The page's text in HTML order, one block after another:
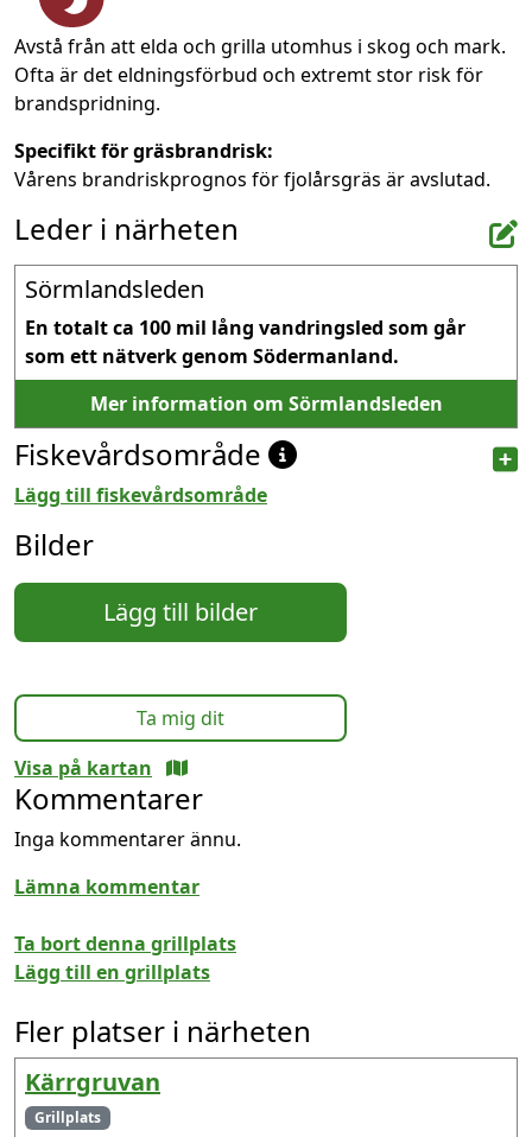
Avstå från att elda och grilla utomhus i skog och mark.
Ofta är det eldningsförbud och extremt stor risk för
brandspridning.
Specifikt för gräsbrandrisk:
Vårens brandriskprognos för fjolårsgräs är avslutad.
Leder i närheten
Sörmlandsleden
En totalt ca 100 mil lång vandringsled som går
som ett nätverk genom Södermanland.
Mer information om Sörmlandsleden
Fiskevårdsområde
Lägg till fiskevårdsområde
Bilder
Lägg till bilder
Ta mig dit
Visa på kartan
Kommentarer
Inga kommentarer ännu.
Lämna kommentar
Ta bort denna grillplats
Lägg till en grillplats
Fler platser i närheten
Kärrgruvan
Grillplats